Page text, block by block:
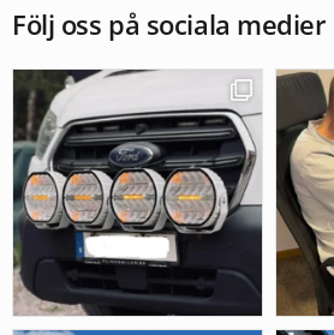
Följ oss på sociala medier